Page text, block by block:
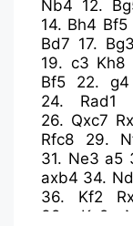
Nb4 12.
14. Bh4 Bf5
Bd7 17. Bg3
19. c3 Kh8
Bf5
22. g4
24. Rad1
26. Qxc7
Rfc8
29.
31. Ne3 a5
axb4 34.
36. Kf2
38. Ke2